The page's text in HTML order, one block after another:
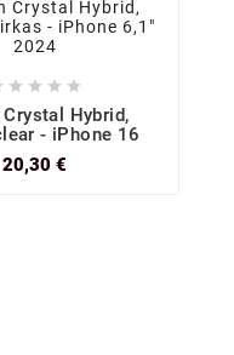
   
Hybrid,
- iPhone 16
20,30 €